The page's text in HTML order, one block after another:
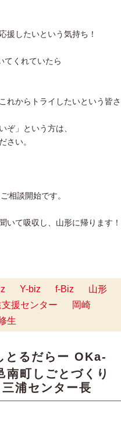
援したいという気持ち！
てくれていたら
れからトライしたいという皆さ
ぞ」という方は、
さい。
相談開始です。
いて吸収し、山形に帰ります！
Y-biz f-Biz
山形
援センター
岡崎
生
とるだらー OKa-
町しごとづくり
浦センター長